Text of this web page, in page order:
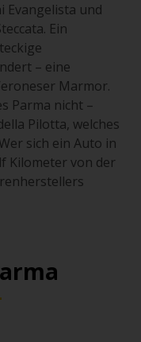
Evangelista und
Ein
– eine
Marmor.
Parma nicht –
Pilotta, welches
sich ein Auto in
Kilometer von der